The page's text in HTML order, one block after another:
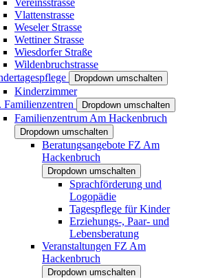
Vlattenstrasse
Weseler Strasse
Wettiner Strasse
Wiesdorfer Straße
Wildenbruchstrasse
Dropdown umschalten
Kinderzimmer
Familienzentren
Dropdown umschalten
Familienzentrum Am Hackenbruch
Dropdown umschalten
Beratungsangebote FZ Am
Hackenbruch
Dropdown umschalten
Sprachförderung und
Logopädie
Tagespflege für Kinder
Erziehungs-, Paar- und
Lebensberatung
Veranstaltungen FZ Am
Hackenbruch
Dropdown umschalten